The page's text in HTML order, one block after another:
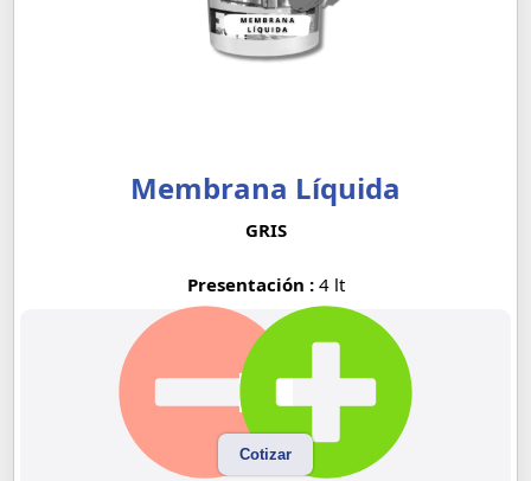
Membrana Líquida
GRIS
Presentación : 4 lt
Cotizar